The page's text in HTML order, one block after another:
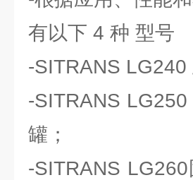
有以下 4 种 型号
-SITRANS LG240
-SITRANS
罐；
-SITRANS